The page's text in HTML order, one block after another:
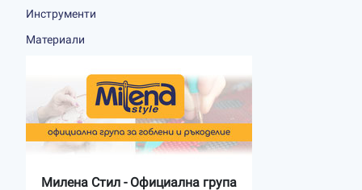
Инструменти
Материали
Милена Стил - Официална група